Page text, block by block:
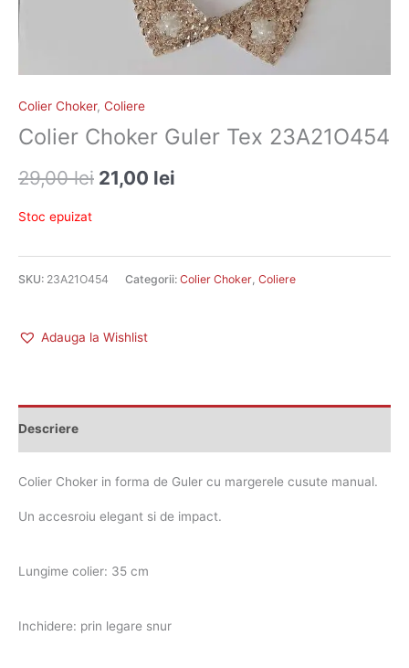
Colier Choker, Coliere
Colier Choker Guler Tex 23A21O454
29,00lei 21,00 lei
Stoc epuizat
SKU: 23A21O454 Categorii: Colier Choker, Coliere
Adauga la Wishlist
Descriere
Colier Choker in forma de Guler cu margerele cusute manual.
Un accesroiu elegant si de impact.
Lungime colier: 35 cm
Inchidere: prin legare snur